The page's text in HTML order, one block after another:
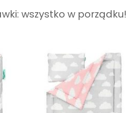
wszystko w porządku!